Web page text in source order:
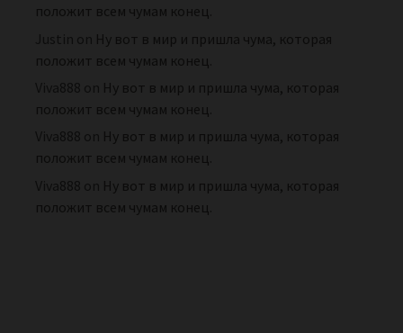
положит всем чумам конец.
Ну вот в мир и пришла чума, которая
положит всем чумам конец.
Ну вот в мир и пришла чума, которая
положит всем чумам конец.
Ну вот в мир и пришла чума, которая
положит всем чумам конец.
Ну вот в мир и пришла чума, которая
положит всем чумам конец.